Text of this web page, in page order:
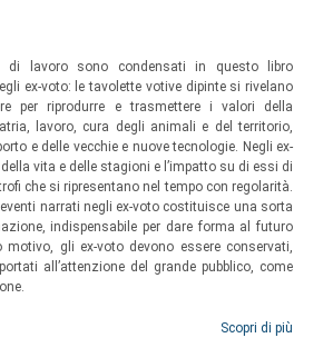
di lavoro sono condensati in questo libro
ex-voto: le tavolette votive dipinte si rivelano
per riprodurre e trasmettere i valori della
lavoro, cura degli animali e del territorio,
e delle vecchie e nuove tecnologie. Negli ex-
vita e delle stagioni e l’impatto su di essi di
che si ripresentano nel tempo con regolarità.
narrati negli ex-voto costituisce una sorta
indispensabile per dare forma al futuro
motivo, gli ex-voto devono essere conservati,
all’attenzione del grande pubblico, come
Scopri di più